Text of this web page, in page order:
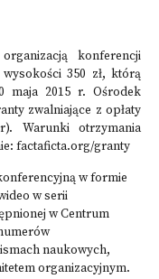
konferencji
350 zł, którą
maja 2015 r. Ośrodek
zwalniające z opłaty
Warunki otrzymania
factaficta.org/granty
w formie
w serii
w Centrum
naukowych,
organizacyjnym.